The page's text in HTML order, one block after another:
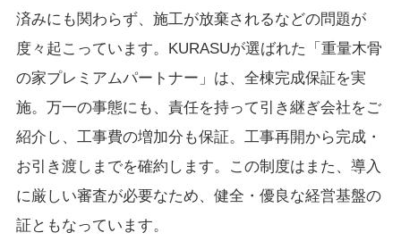
済みにも関わらず、施工が放棄されるなどの問題が
度々起こっています。KURASUが選ばれた「重量木骨
の家プレミアムパートナー」は、全棟完成保証を実
施。万一の事態にも、責任を持って引き継ぎ会社をご
紹介し、工事費の増加分も保証。工事再開から完成・
お引き渡しまでを確約します。この制度はまた、導入
に厳しい審査が必要なため、健全・優良な経営基盤の
証ともなっています。